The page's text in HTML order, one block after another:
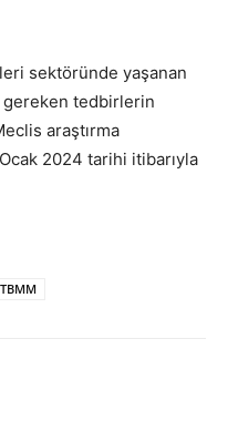
sektöründe yaşanan
gereken tedbirlerin
araştırma
2024 tarihi itibarıyla
TBMM